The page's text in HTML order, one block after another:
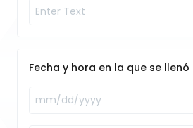
Fecha y hora en la que se